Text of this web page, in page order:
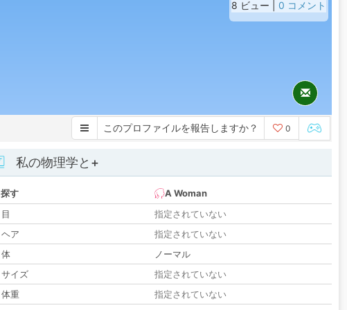
8 ビュー | 0 コメント
このプロファイルを報告しますか？ 0
私の物理学と+
探す
A Woman
目
指定されていない
ヘア
指定されていない
体
ノーマル
サイズ
指定されていない
体重
指定されていない